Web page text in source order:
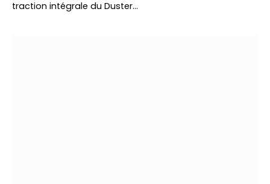
traction intégrale du Duster…